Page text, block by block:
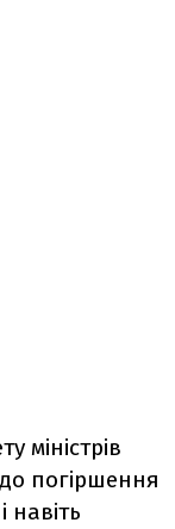
міністрів
погіршення
навіть